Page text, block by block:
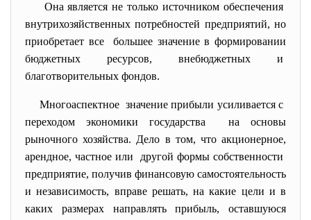
Она является не только источником обеспечения
внутрихозяйственныхпотребностей предприятий, но
приобретает все большее значение в формировании
бюджетных ресурсов, внебюджетных и
благотворительных фондов.
Многоаспектное значение прибыли усиливается с
переходом экономикигосударства на основы
рыночного хозяйства. Дело в том, что акционерное,
арендное, частное или другой формы собственности
предприятие, получив финансовую самостоятельность
и независимость, вправе решать, на какие цели и в
каких размерах направлять прибыль, оставшуюся